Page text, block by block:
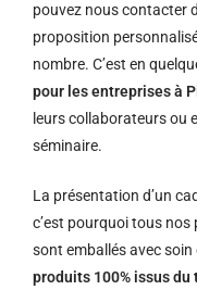
pouvez nous contacter
proposition
nombre. C’est en
pour les entreprises à
leurs collaborateurs ou
séminaire.
La présentation d’un
c’est pourquoi tous
sont emballés avec
produits 100% issus